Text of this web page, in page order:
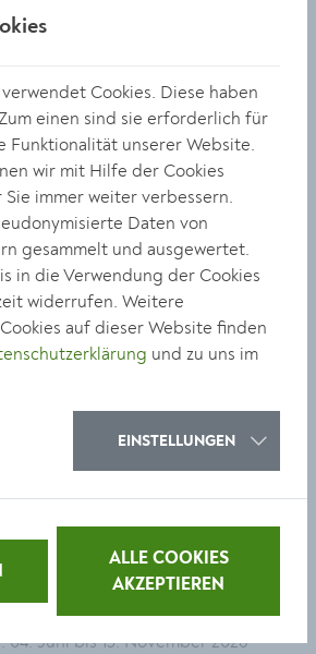
wird in vier Kategorien durch
Bei derPreisgala am 03. Juni
Krems wurden die
ausgezeichnet.
Publikumspreis bestimmen die
Ausstellung durch persönliches
Kunstwerk. Und wer
selbst etwas gewinnen!Denn jede
an einem
10 bis 18 Uhr
12. Juni, 18 Uhr
04. Juni bis 15. November 2026
Cookies. Diese haben
einen sind sie erforderlich für
Funktionalität unserer Website.
wir mit Hilfe der Cookies
immer weiter verbessern.
Daten von
gesammelt und ausgewertet.
in die Verwendung der Cookies
widerrufen. Weitere
auf dieser Website finden
und zu uns im
EINSTELLUNGEN
ALLE COOKIES
AKZEPTIEREN